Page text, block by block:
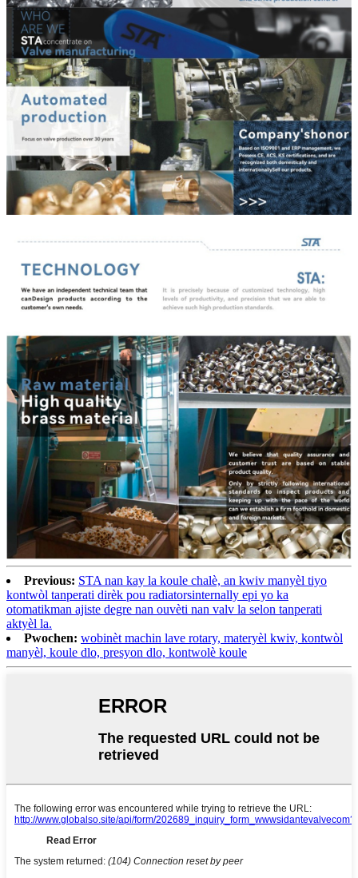
Previous: STA nan kay la koule chalè, an kwiv manyèl tiyo
kontwòl tanperati dirèk pou radiatorsinternally epi yo ka
otomatikman ajiste degre nan ouvèti nan valv la selon tanperati
aktyèl la.
Pwochen: wobinèt machin lave rotary, materyèl kwiv, kontwòl
manyèl, koule dlo, presyon dlo, kontwolè koule